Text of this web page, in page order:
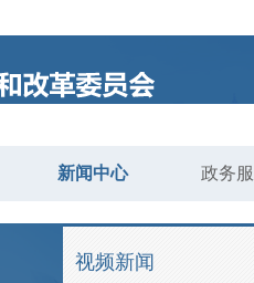
新闻中心 政务
视频新闻